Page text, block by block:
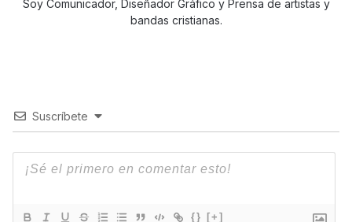
Soy Comunicador, Diseñador Gráfico y Prensa de artistas y
bandas cristianas.
Suscríbete
{} [+]